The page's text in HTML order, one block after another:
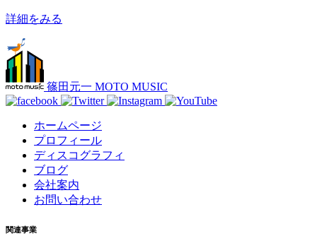
詳細をみる
篠田元一 MOTO MUSIC
ホームページ
プロフィール
ディスコグラフィ
ブログ
会社案内
お問い合わせ
関連事業